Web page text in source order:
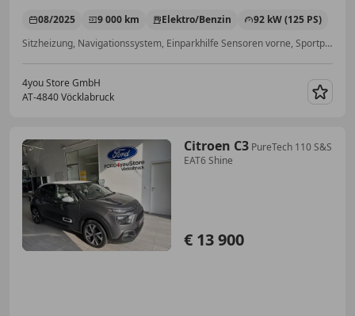
08/2025 9 000 km Elektro/Benzin
92 kW (125 PS)
Sitzheizung, Navigationssystem, Einparkhilfe Sensoren vorne, Sportpaket, Reifendruckkontrollsystem, Lordosenstütze, Soundsystem, Innenspiegel automatisch abblendend
4you Store GmbH
AT-4840 Vöcklabruck
Citroen C3 PureTech 110 S&S
EAT6 Shine
€ 13 900